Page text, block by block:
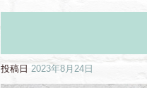
投稿日 2023年8月24日